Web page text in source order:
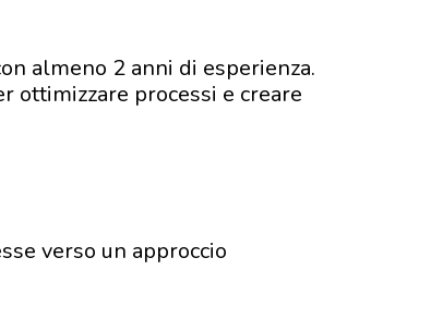
almeno 2 anni di esperienza.
ottimizzare processi e creare
verso un approccio